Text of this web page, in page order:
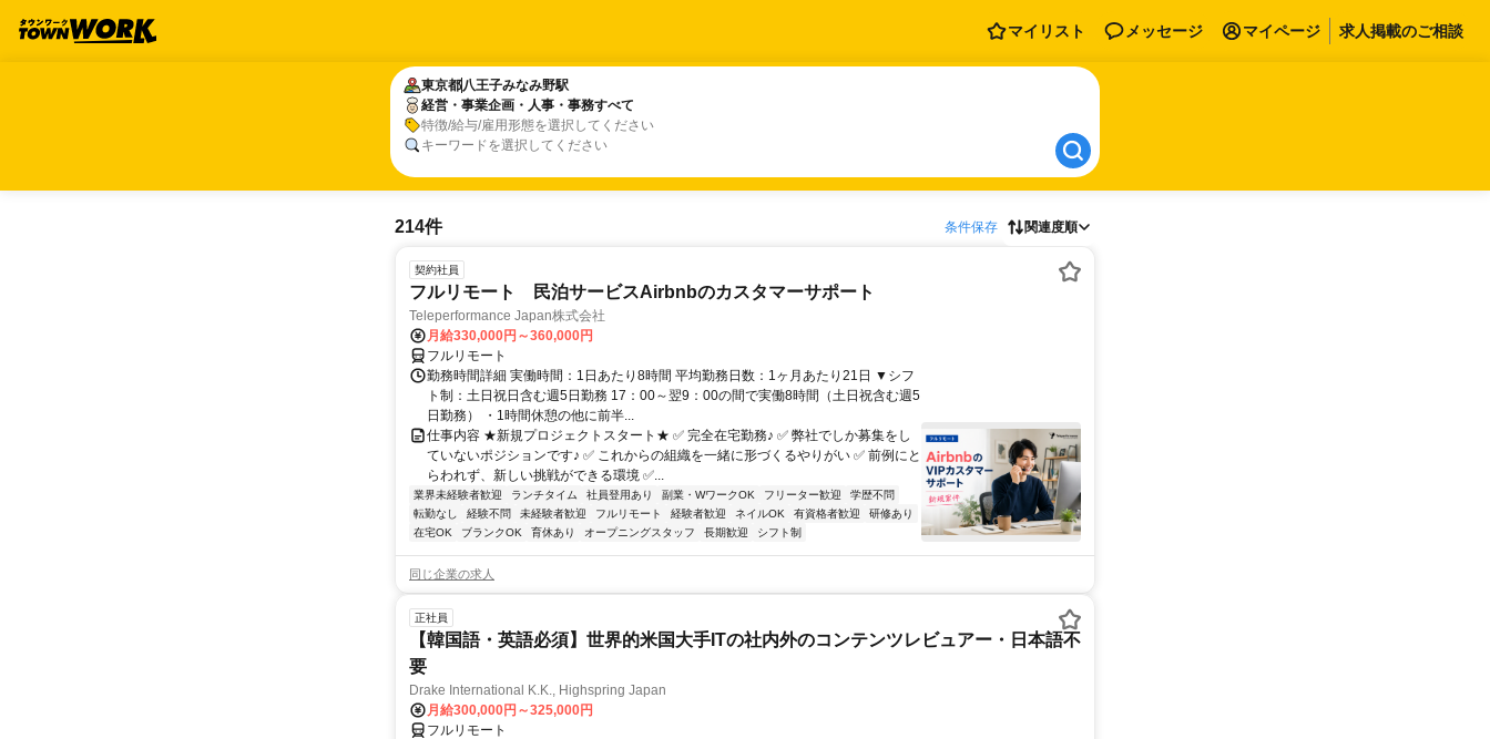
マイリスト メッセージ マイページ 求人掲載のご相談
東京都八王子みなみ野駅
経営・事業企画・人事・事務すべて
特徴/給与/雇用形態を選択してください
キーワードを選択してください
東京都八王子みなみ野駅
経営・事業企画・人事・事務すべて
214件 条件保存 関連度順
契約社員
フルリモート 民泊サービスAirbnbのカスタマーサポート
Teleperformance Japan株式会社
月給330,000円～360,000円
フルリモート
勤務時間詳細 実働時間：1日あたり8時間 平均勤務日数：1ヶ月あたり21日 ▼シフ
ト制：土日祝日含む週5日勤務 17：00～翌9：00の間で実働8時間（土日祝含む週5
日勤務） ・1時間休憩の他に前半...
仕事内容 ★新規プロジェクトスタート★ ✅ 完全在宅勤務♪ ✅ 弊社でしか募集をし
ていないポジションです♪ ✅ これからの組織を一緒に形づくるやりがい ✅ 前例にと
らわれず、新しい挑戦ができる環境 ✅...
業界未経験者歓迎 ランチタイム 社員登用あり 副業・WワークOK フリーター歓迎
学歴不問
転勤なし
経験不問 未経験者歓迎 フルリモート 経験者歓迎 ネイルOK 有資格者歓迎
研修あり
在宅OK
ブランクOK 育休あり オープニングスタッフ 長期歓迎 シフト制
同じ企業の求人
正社員
【韓国語・英語必須】世界的米国大手ITの社内外のコンテンツレビュアー・日本語不
要
Drake International K.K., Highspring Japan
月給300,000円～325,000円
フルリモート